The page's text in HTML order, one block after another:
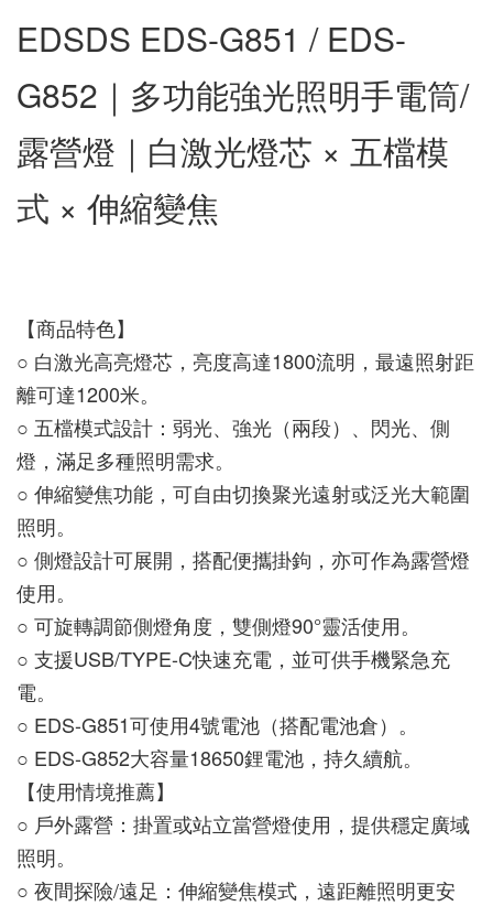
EDSDS EDS-G851 / EDS-
G852｜多功能強光照明手電筒/
露營燈｜白激光燈芯 × 五檔模
式 × 伸縮變焦
【商品特色】
○ 白激光高亮燈芯，亮度高達1800流明，最遠照射距
離可達1200米。
○ 五檔模式設計：弱光、強光（兩段）、閃光、側
燈，滿足多種照明需求。
○ 伸縮變焦功能，可自由切換聚光遠射或泛光大範圍
照明。
○ 側燈設計可展開，搭配便攜掛鉤，亦可作為露營燈
使用。
○ 可旋轉調節側燈角度，雙側燈90°靈活使用。
○ 支援USB/TYPE-C快速充電，並可供手機緊急充
電。
○ EDS-G851可使用4號電池（搭配電池倉）。
○ EDS-G852大容量18650鋰電池，持久續航。
【使用情境推薦】
○ 戶外露營：掛置或站立當營燈使用，提供穩定廣域
照明。
○ 夜間探險/遠足：伸縮變焦模式，遠距離照明更安